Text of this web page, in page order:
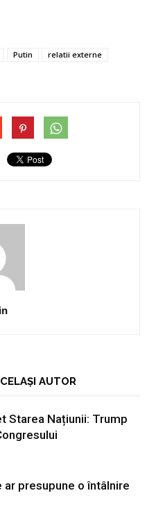
Putin
relatii externe
AUTOR
Starea Națiunii: Trump
ar presupune o întâlnire